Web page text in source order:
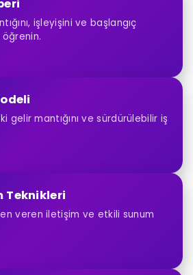
işleyişini ve başlangıç
öğrenin.
gelir mantığını ve sürdürülebilir iş
Teknikleri
veren iletişim ve etkili sunum